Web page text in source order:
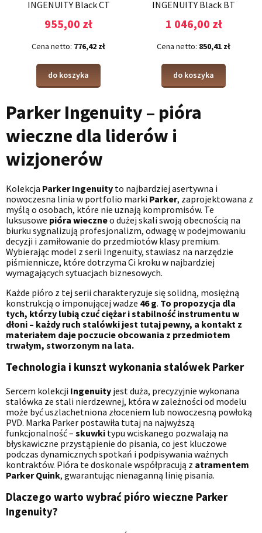
INGENUITY Black CT
955,00 zł
Cena netto: 776,42 zł
do koszyka
INGENUITY Black BT
1 046,00 zł
Cena netto: 850,41 zł
do koszyka
Parker Ingenuity – pióra
wieczne dla liderów i
wizjonerów
Kolekcja Parker Ingenuity to najbardziej asertywna i
nowoczesna linia w portfolio marki Parker, zaprojektowana z
myślą o osobach, które nie uznają kompromisów. Te
luksusowe pióra wieczneo dużej skali swoją obecnością na
biurku sygnalizują profesjonalizm, odwagę w podejmowaniu
decyzji i zamiłowanie do przedmiotów klasy premium.
Wybierając model z serii Ingenuity, stawiasz na narzędzie
piśmiennicze, które dotrzyma Ci kroku w najbardziej
wymagających sytuacjach biznesowych.
Każde pióro z tej serii charakteryzuje się solidną, mosiężną
konstrukcją o imponującej wadze 46 g. To propozycja dla
tych, którzy lubią czuć ciężar i stabilność instrumentu w
dłoni – każdy ruch stalówki jest tutaj pewny, a kontakt z
materiałem daje poczucie obcowania z przedmiotem
trwałym, stworzonym na lata.
Technologia i kunszt wykonania stalówek Parker
Sercem kolekcji Ingenuity jest duża, precyzyjnie wykonana
stalówka ze stali nierdzewnej, która w zależności od modelu
może być uszlachetniona złoceniem lub nowoczesną powłoką
PVD. Marka Parker postawiła tutaj na najwyższą
funkcjonalność – skuwki typu wciskanego pozwalają na
błyskawiczne przystąpienie do pisania, co jest kluczowe
podczas dynamicznych spotkań i podpisywania ważnych
kontraktów. Pióra te doskonale współpracują z atramentem
Parker Quink, gwarantując nienaganną linię pisania.
Dlaczego warto wybrać pióro wieczne Parker
Ingenuity?